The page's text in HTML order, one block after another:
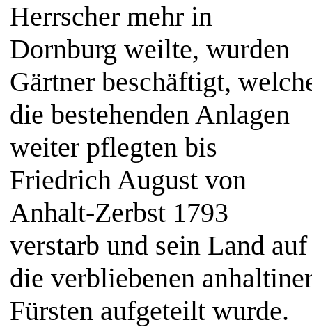
Herrscher mehr in
Dornburg weilte, wurden
Gärtner beschäftigt,
die bestehenden Anlagen
weiter pflegten bis
Friedrich August von
Anhalt-Zerbst 1793
verstarb und sein Land auf
die verbliebenen
Fürsten aufgeteilt wurde.